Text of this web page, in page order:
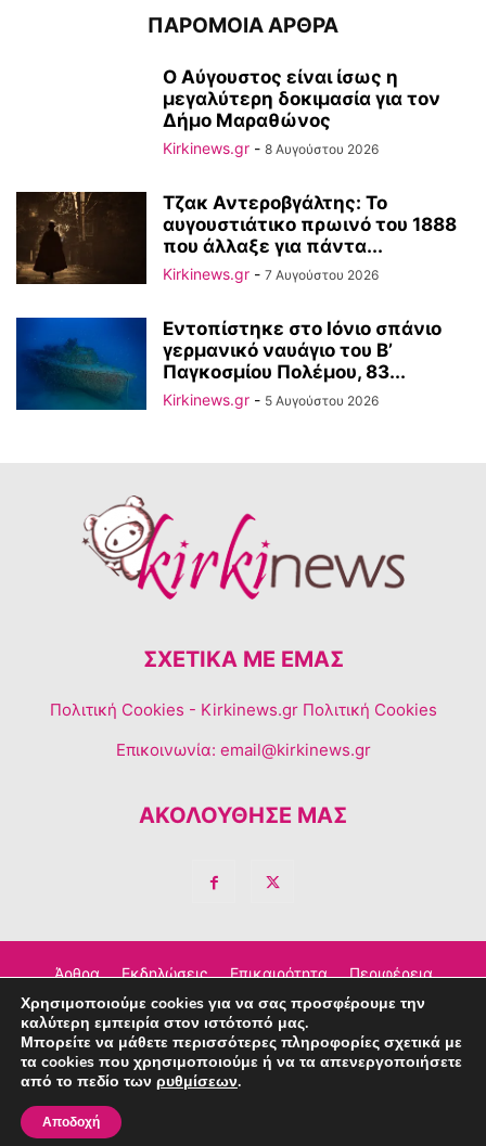
ΠΑΡΟΜΟΙΑ ΑΡΘΡΑ
Ο Αύγουστος είναι ίσως η
μεγαλύτερη δοκιμασία για τον
Δήμο Μαραθώνος
Kirkinews.gr - 8 Αυγούστου 2026
Τζακ Αντεροβγάλτης: To
αυγουστιάτικο πρωινό του 1888
που άλλαξε για πάντα...
Kirkinews.gr - 7 Αυγούστου 2026
Εντοπίστηκε στο Ιόνιο σπάνιο
γερμανικό ναυάγιο του Β’
Παγκοσμίου Πολέμου, 83...
Kirkinews.gr - 5 Αυγούστου 2026
ΣΧΕΤΙΚΆ ΜΕ ΕΜΆΣ
Πολιτική Cookies - Kirkinews.gr Πολιτική Cookies
Επικοινωνία: email@kirkinews.gr
ΑΚΟΛΟΥΘΗΣΕ ΜΑΣ
Άρθρα Εκδηλώσεις Επικαιρότητα Περιφέρεια
Σχόλια Τέχνη – Πολιτισμός Διαφημιστείτε
Επικοινωνία
Χρησιμοποιούμε cookies για να σας προσφέρουμε την
καλύτερη εμπειρία στον ιστότοπό μας.
Μπορείτε να μάθετε περισσότερες πληροφορίες σχετικά με
τα cookies που χρησιμοποιούμε ή να τα απενεργοποιήσετε
από το πεδίο των ρυθμίσεων.
Αποδοχή